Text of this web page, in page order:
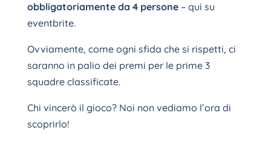
obbligatoriamente da 4 persone – qui su
eventbrite.
Ovviamente, come ogni sfida che si rispetti, ci
saranno in palio dei premi per le prime 3
squadre classificate.
Chi vincerò il gioco? Noi non vediamo l’ora di
scoprirlo!